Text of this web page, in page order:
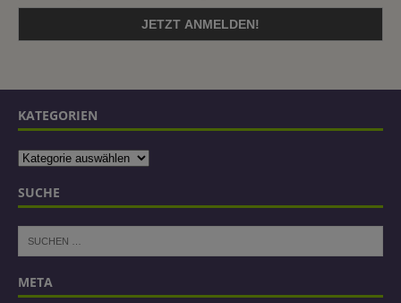
KATEGORIEN
SUCHE
META